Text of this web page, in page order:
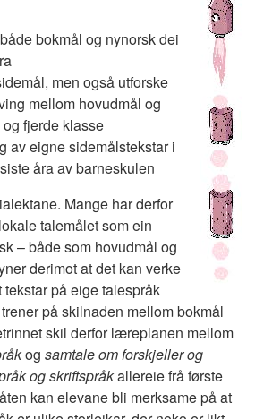
bokmål og nynorsk dei
men også utforske
mellom hovudmål og
fjerde klasse
av eigne sidemålstekstar i
åra av barneskulen
Mange har derfor
talemålet som ein
– både som hovudmål og
derimot at det kan verke
på eige talespråk
på skilnaden mellom bokmål
skil derfor læreplanen mellom
og samtale om forskjeller og
og skriftspråkallereie frå første
kan elevane bli merksame på at